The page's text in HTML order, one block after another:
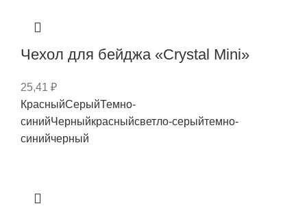
Чехол для бейджа «Crystal Mini»
25,41 ₽
КрасныйСерыйТемно-
синийЧерныйкрасныйсветло-серыйтемно-
синийчерный